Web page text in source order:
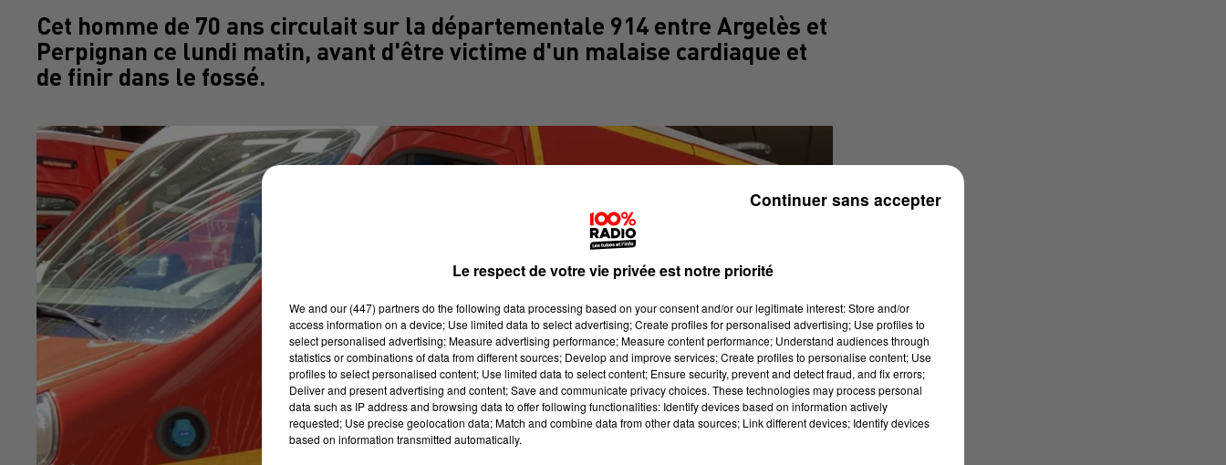
Cet homme de 70 ans circulait sur la départementale 914 entre Argelès et
Perpignan ce lundi matin, avant d'être victime d'un malaise cardiaque et
de finir dans le fossé.
Le respect de votre vie privée est notre priorité
We and our (447) partnersdo the following data processing based on your consent and/or our legitimate interest: Store and/or
access information on a device; Use limited data to select advertising; Create profiles for personalised advertising; Use profiles to
select personalised advertising; Measure advertising performance; Measure content performance; Understand audiences through
statistics or combinations of data from different sources; Develop and improve services; Create profiles to personalise content; Use
profiles to select personalised content; Use limited data to select content; Ensure security, prevent and detect fraud, and fix errors;
Deliver and present advertising and content; Save and communicate privacy choices. These technologies may process personal
data such as IP address and browsing data to offer following functionalities: Identify devices based on information actively
requested; Use precise geolocation data; Match and combine data from other data sources; Link different devices; Identify devices
based on information transmitted automatically.
Continuer sans accepter